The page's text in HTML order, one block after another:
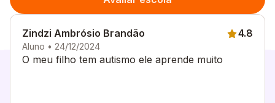
conscientes e responsáveis com o meio ambiente.
Metodologia e Proposta Pedagógica
A proposta pedagógica doColégio Cristão Flórida
baseada na filosofia tradicional e lúdica.
Por meio do método tradicional praticado na escola,
Zindzi Ambrósio Brandão
Aluno • 24/12/2024
4.8
O meu filho tem autismo ele aprende muito